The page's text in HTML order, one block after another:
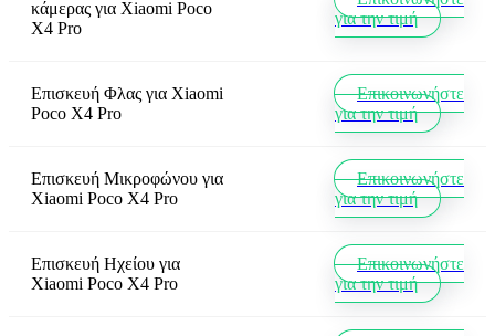
κάμερας για Xiaomi Poco
X4 Pro
για την τιμή
Επισκευή Φλας για Xiaomi
Poco X4 Pro
Επικοινωνήστε
για την τιμή
Επισκευή Μικροφώνου για
Xiaomi Poco X4 Pro
Επικοινωνήστε
για την τιμή
Επισκευή Ηχείου για
Xiaomi Poco X4 Pro
Επικοινωνήστε
για την τιμή